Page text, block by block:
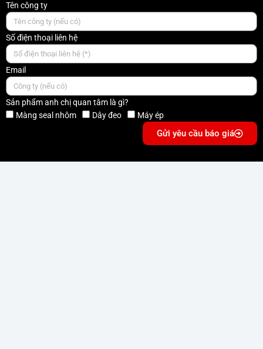
Tên công ty
Số điện thoại liên hệ
Email
Sản phẩm anh chị quan tâm là gì?
Màng seal nhôm
Dây đeo Máy ép
Gửi yêu cầu báo giá